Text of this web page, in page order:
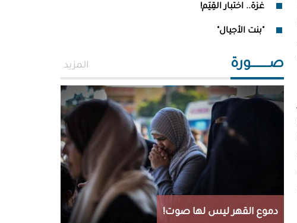
خلف خلفغزة.. اختبار القِيَم!
"بنت الأجيال"
صــــــــــورة المزيد
دموع القهر ليس لها صوت!